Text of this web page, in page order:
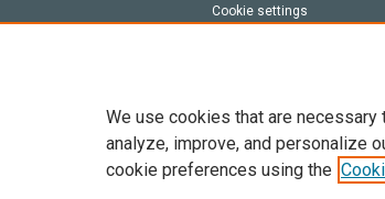
Cookie settings
Tout le contenu de ce site:
de données, a la formation
We use cookies that are
analyze, improve, and personalize
cookie preferences using the